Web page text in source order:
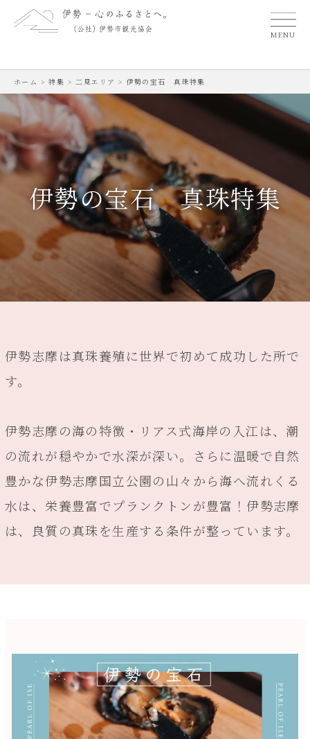
MENU
ホーム >特集 >二見エリア > 伊勢の宝石 真珠特集
伊勢の宝石 真珠特集
伊勢志摩は真珠養殖に世界で初めて成功した所で
す。
伊勢志摩の海の特徴・リアス式海岸の入江は、潮
の流れが穏やかで水深が深い。さらに温暖で自然
豊かな伊勢志摩国立公園の山々から海へ流れくる
水は、栄養豊富でプランクトンが豊富！伊勢志摩
は、良質の真珠を生産する条件が整っています。